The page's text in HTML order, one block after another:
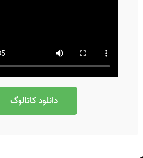
دانلود کاتالوگ